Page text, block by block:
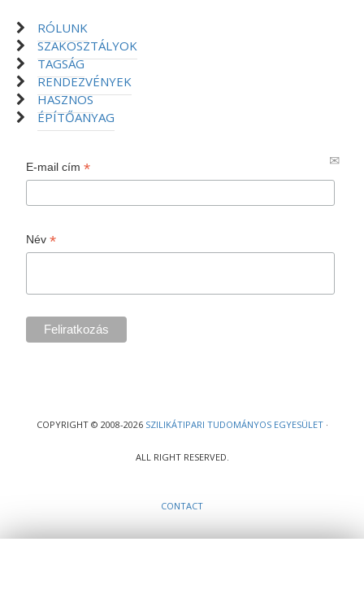
RÓLUNK
SZAKOSZTÁLYOK
TAGSÁG
RENDEZVÉNYEK
HASZNOS
ÉPÍTŐANYAG
E-mail cím*
Név*
COPYRIGHT © 2008-2026 SZILIKÁTIPARI TUDOMÁNYOS EGYESÜLET·
ALL RIGHT RESERVED.
CONTACT